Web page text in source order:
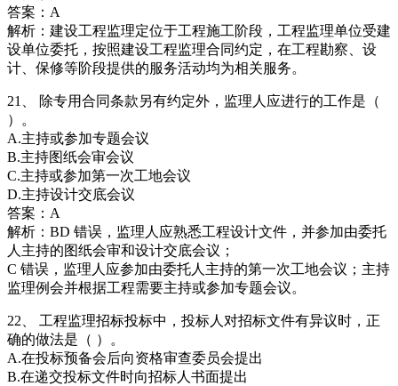
答案：A
解析：建设工程监理定位于工程施工阶段，工程监理单位受建
设单位委托，按照建设工程监理合同约定，在工程勘察、设
计、保修等阶段提供的服务活动均为相关服务。
21、 除专用合同条款另有约定外，监理人应进行的工作是（
）。
A.主持或参加专题会议
B.主持图纸会审会议
C.主持或参加第一次工地会议
D.主持设计交底会议
答案：A
解析：BD 错误，监理人应熟悉工程设计文件，并参加由委托
人主持的图纸会审和设计交底会议；
C 错误，监理人应参加由委托人主持的第一次工地会议；主持
监理例会并根据工程需要主持或参加专题会议。
22、 工程监理招标投标中，投标人对招标文件有异议时，正
确的做法是（ ）。
A.在投标预备会后向资格审查委员会提出
B.在递交投标文件时向招标人书面提出